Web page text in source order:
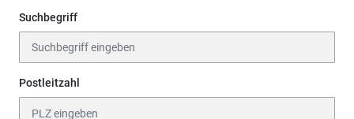
Suchbegriff
Postleitzahl